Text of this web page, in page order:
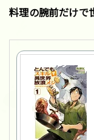
料理の腕前だけで